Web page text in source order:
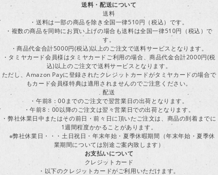
送料・配送について
送料
・送料は一部の商品を除き全国一律510円（税込）です。
・複数の商品を同時にお買い上げの場合も送料は全国一律510円（税込）で
す。
・商品代金合計5000円(税込)以上のご注文で送料サービスとなります。
・タミヤカード会員様はタミヤカードご利用の場合、商品代金合計2000円(税
込)以上のご注文で送料サービスとなります。
ただし、Amazon Payに登録されたクレジットカードがタミヤカードの場合で
もカード会員様特典は適用されませんのでご注意ください。
配送
・午前8：00までのご注文で翌営業日の出荷となります。
・午前8：00以降のご注文は翌々営業日での出荷となります。
・弊社休業日中またはその前日・前々日に頂いたご注文は、商品の到着までに
1週間程度かかることがあります。
※弊社休業日・・・土日祝日・年末年始・夏季休暇期間（年末年始・夏季休
業期間については別途ご案内致します）
お支払いについて
クレジットカード
・以下のクレジットカードがご利用いただけます。